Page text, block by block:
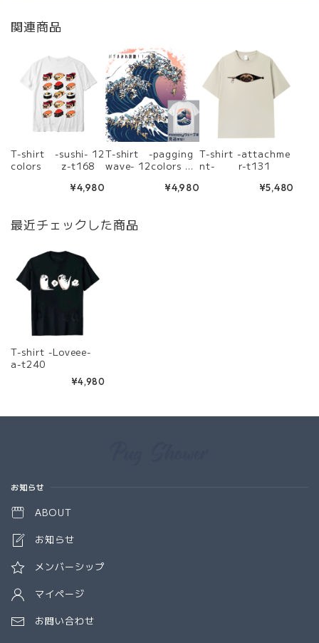
関連商品
T-shirt -sushi- 12
colors z-t168
¥4,980
T-shirt -pagging
wave- 12colors
¥4,980
T-shirt -attachme
nt- r-t131
¥5,480
最近チェックした商品
T-shirt -Loveee-
a-t240
¥4,980
お知らせ
ABOUT
お知らせ
メンバーシップ
マイページ
お問い合わせ